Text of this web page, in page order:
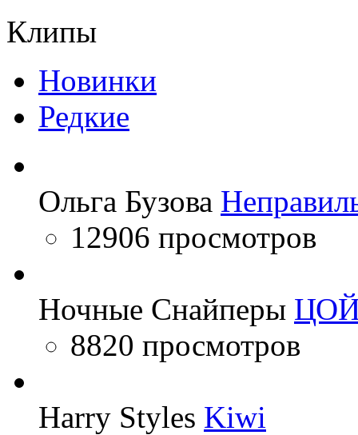
Клипы
Новинки
Редкие
Ольга Бузова
12906 просмотров
Ночные Снайперы
8820 просмотров
Harry Styles Kiwi